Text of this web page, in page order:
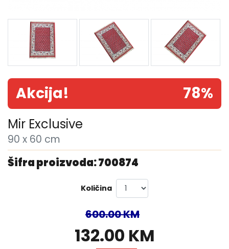
Akcija! 78%
Mir Exclusive
90 x 60 cm
Šifra proizvoda: 700874
Količina
600.00 KM
132.00 KM